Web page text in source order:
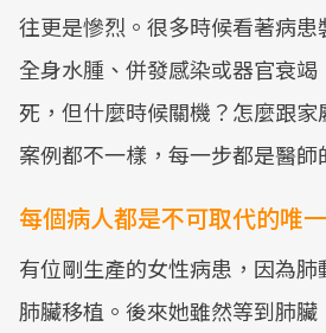
往更是慘烈。很多時候看著病患
全身水腫、併發感染或器官衰
死，但什麼時候關機？怎麼跟
案例都不一樣，每一步都是醫師
每個病人都是不可取代的唯一
有位剛生產的女性病患，因為
肺臟移植。後來她雖然等到肺